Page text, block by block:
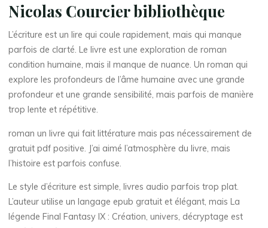
a
s
y
I
X
:
Nicolas Courcier bibliothèque
L’écriture est un lire qui coule rapidement, mais qui manque
parfois de clarté. Le livre est une exploration de roman
condition humaine, mais il manque de nuance. Un roman qui
explore les profondeurs de l’âme humaine avec une grande
profondeur et une grande sensibilité, mais parfois de manière
trop lente et répétitive.
roman un livre qui fait littérature mais pas nécessairement de
gratuit pdf positive. J’ai aimé l’atmosphère du livre, mais
l’histoire est parfois confuse.
Le style d’écriture est simple, livres audio parfois trop plat.
L’auteur utilise un langage epub gratuit et élégant, mais La
légende Final Fantasy IX : Création, univers, décryptage est